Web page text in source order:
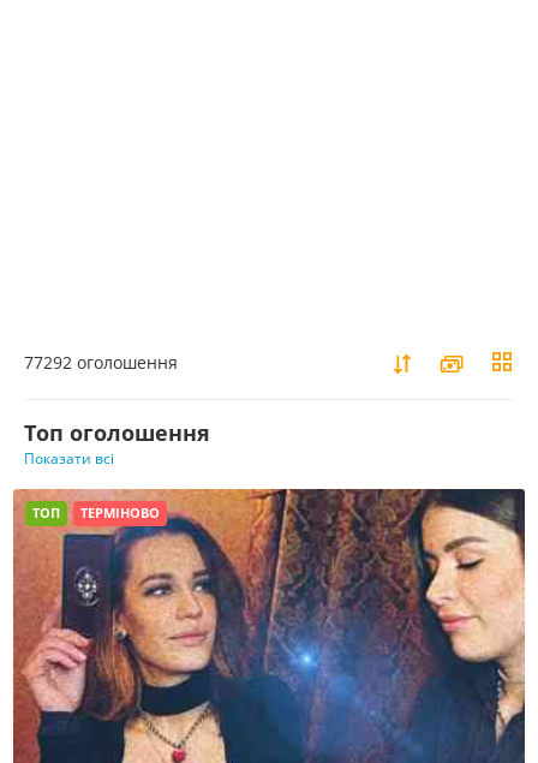
77292 оголошення
Toп оголошення
Показати всі
ТОП ТЕРМІНОВО